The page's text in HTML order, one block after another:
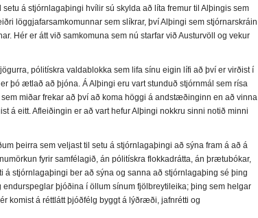
á stjórnlagaþingi hvílir sú skylda að líta fremur til Alþingis sem
löggjafarsamkomunnar sem slíkrar, því Alþingi sem stjórnarskráin
Hér er átt við samkomuna sem nú starfar við Austurvöll og vekur
pólitískra valdablokka sem lifa sínu eigin lífi að því er virðist í
þó ætlað að þjóna. Á Alþingi eru vart stunduð stjórnmál sem rísa
miðar frekar að því að koma höggi á andstæðinginn en að vinna
á eitt. Afleiðingin er að vart hefur Alþingi nokkru sinni notið minni
þeirra sem veljast til setu á stjórnlagaþingi að sýna fram á að á
fyrir samfélagið, án pólitískra flokkadrátta, án þrætubókar,
stjórnlagaþingi ber að sýna og sanna að stjórnlagaþing sé þing
þjóðina í öllum sínum fjölbreytileika; þing sem helgar
komist á réttlátt þjóðfélg byggt á lýðræði, jafnrétti og